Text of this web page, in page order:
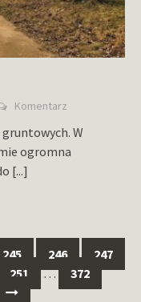
Komentarz
W
ogromna
[...]
245 246
247
251 …
372